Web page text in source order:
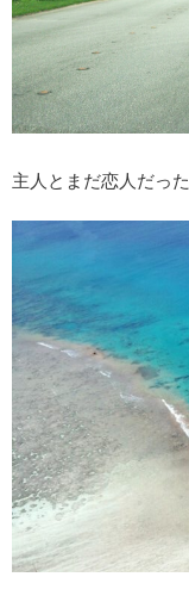
主人とまだ恋人だっ